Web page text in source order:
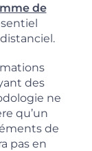
de
des
ne
qu’un
de
pas en